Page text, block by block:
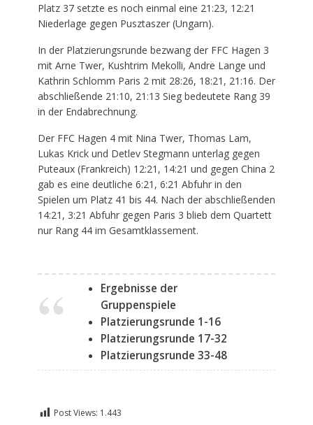
Platz 37 setzte es noch einmal eine 21:23, 12:21
Niederlage gegen Pusztaszer (Ungarn).
In der Platzierungsrunde bezwang der FFC Hagen 3
mit Arne Twer, Kushtrim Mekolli, Andre Lange und
Kathrin Schlomm Paris 2 mit 28:26, 18:21, 21:16. Der
abschließende 21:10, 21:13 Sieg bedeutete Rang 39
in der Endabrechnung.
Der FFC Hagen 4 mit Nina Twer, Thomas Lam,
Lukas Krick und Detlev Stegmann unterlag gegen
Puteaux (Frankreich) 12:21, 14:21 und gegen China 2
gab es eine deutliche 6:21, 6:21 Abfuhr in den
Spielen um Platz 41 bis 44. Nach der abschließenden
14:21, 3:21 Abfuhr gegen Paris 3 blieb dem Quartett
nur Rang 44 im Gesamtklassement.
Ergebnisse der
Gruppenspiele
Platzierungsrunde 1-16
Platzierungsrunde 17-32
Platzierungsrunde 33-48
Post Views: 1.443